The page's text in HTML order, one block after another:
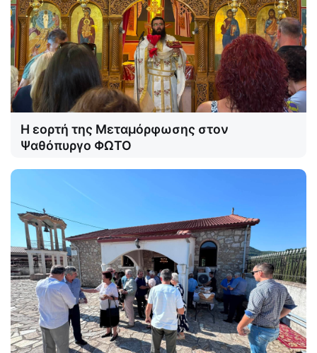
Η εορτή της Μεταμόρφωσης στον
Ψαθόπυργο ΦΩΤΟ